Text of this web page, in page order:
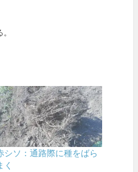
シソ：通路際に種をばら
く